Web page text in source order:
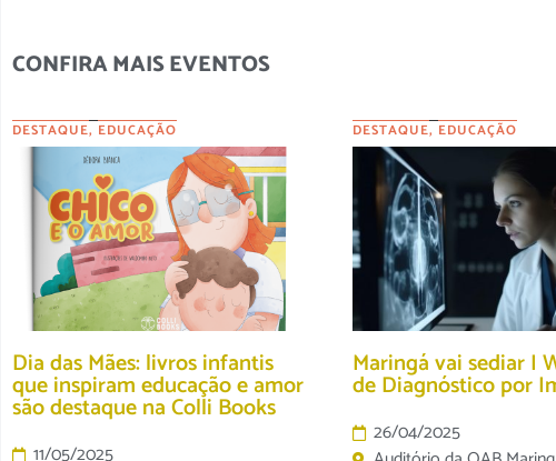
CONFIRA MAIS EVENTOS
DESTAQUE, EDUCAÇÃO
Dia das Mães: livros infantis
que inspiram educação e amor
são destaque na Colli Books
DESTAQUE, EDUCAÇÃO
Maringá vai sediar I
de Diagnóstico por
26/04/2025